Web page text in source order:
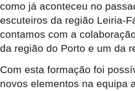
como já aconteceu no
escuteiros da região Leiria-
contamos com a
da região do Porto e um da
Com esta formação foi
novos elementos na equipa